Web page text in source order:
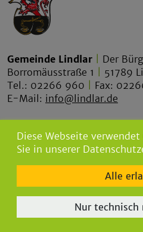
Gemeinde Lindlar
Der
Borromäusstraße 1
51789
Tel.: 02266 960
Fax:
E-Mail: info@lindlar.de
lindlar-touristik.de
bergischegrauwacke.de
Diese Webseite verwendet
Sie in unserer
Alle
Nur technisch